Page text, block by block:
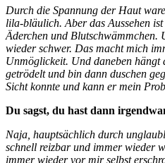
Durch die Spannung der Haut
lila-bläulich. Aber das Aussehen
Äderchen und Blutschwämmchen.
wieder schwer. Das macht mich
Unmöglickeit. Und daneben hängt
getrödelt und bin dann duschen
Sicht konnte und kann er mein
Du sagst, du hast dann
Naja, hauptsächlich durch
schnell reizbar und immer wieder
immer wieder vor mir selbst